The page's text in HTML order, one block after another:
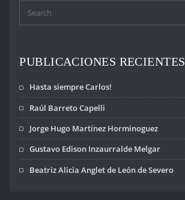
PUBLICACIONES RECIENTES
Hasta siempre Carlos!
Raúl Barreto Capelli
Jorge Hugo Martínez Horminoguez
Gustavo Edison Inzaurralde Melgar
Beatriz Alicia Anglet de León de Severo